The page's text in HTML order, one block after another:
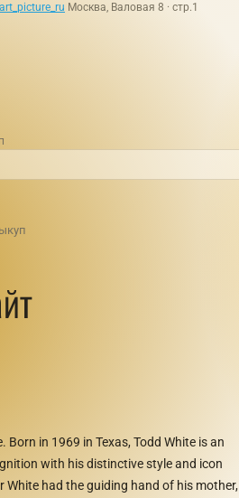
Москва, Валовая 8 · стр.1
in 1969 in Texas, Todd White is an
with his distinctive style and icon
had the guiding hand of his mother,